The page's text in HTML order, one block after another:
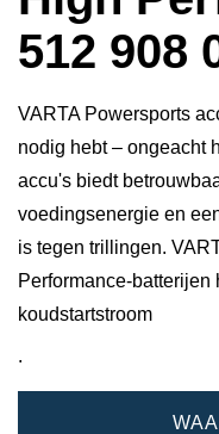
512 908
VARTA Powersports
nodig hebt – ongeacht
accu's biedt
voedingsenergie en
is tegen trillingen.
Performance-batterijen
koudstartstroom
.